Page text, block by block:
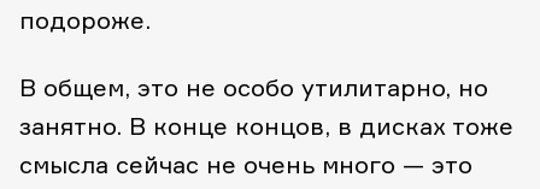
подороже.
В общем, это не особо утилитарно, но
занятно. В конце концов, в дисках тоже
смысла сейчас не очень много — это